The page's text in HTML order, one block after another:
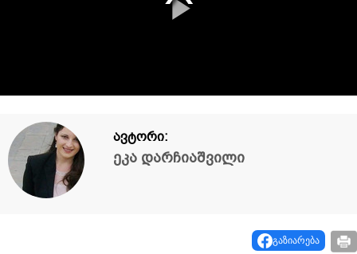
Play
Video
ავტორი:
ეკა დარჩიაშვილი
გაზიარება